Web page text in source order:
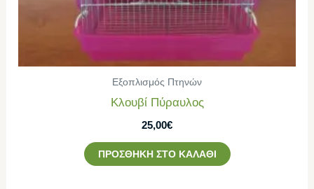
Εξοπλισμός Πτηνών
Κλουβί Πύραυλος
25,00€
ΠΡΟΣΘΉΚΗ ΣΤΟ ΚΑΛΆΘΙ